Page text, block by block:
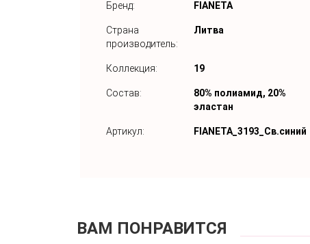
Бренд: FIANETA
Страна
производитель:
Литва
Коллекция: 19
Состав:
80% полиамид, 20%
эластан
Артикул: FIANETA_3193_Св.синий
ВАМ ПОНРАВИТСЯ